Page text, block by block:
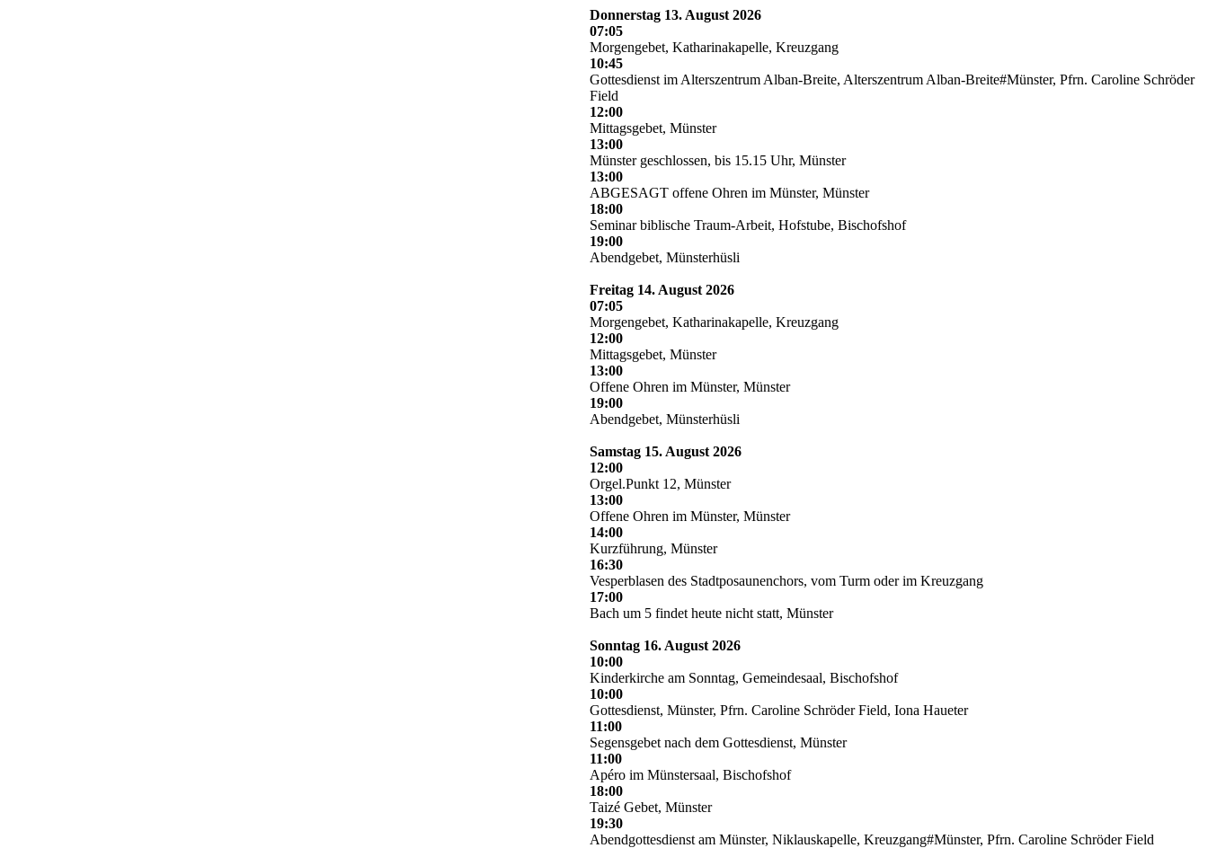
Donnerstag 13. August 2026
07:05
Morgengebet, Katharinakapelle, Kreuzgang
10:45
Gottesdienst im Alterszentrum Alban-Breite, Alterszentrum Alban-Breite#Münster, Pfrn. Caroline Schröder
Field
12:00
Mittagsgebet, Münster
13:00
Münster geschlossen, bis 15.15 Uhr, Münster
13:00
ABGESAGT offene Ohren im Münster, Münster
18:00
Seminar biblische Traum-Arbeit, Hofstube, Bischofshof
19:00
Abendgebet, Münsterhüsli
Freitag 14. August 2026
07:05
Morgengebet, Katharinakapelle, Kreuzgang
12:00
Mittagsgebet, Münster
13:00
Offene Ohren im Münster, Münster
19:00
Abendgebet, Münsterhüsli
Samstag 15. August 2026
12:00
Orgel.Punkt 12, Münster
13:00
Offene Ohren im Münster, Münster
14:00
Kurzführung, Münster
16:30
Vesperblasen des Stadtposaunenchors, vom Turm oder im Kreuzgang
17:00
Bach um 5 findet heute nicht statt, Münster
Sonntag 16. August 2026
10:00
Kinderkirche am Sonntag, Gemeindesaal, Bischofshof
10:00
Gottesdienst, Münster, Pfrn. Caroline Schröder Field, Iona Haueter
11:00
Segensgebet nach dem Gottesdienst, Münster
11:00
Apéro im Münstersaal, Bischofshof
18:00
Taizé Gebet, Münster
19:30
Abendgottesdienst am Münster, Niklauskapelle, Kreuzgang#Münster, Pfrn. Caroline Schröder Field